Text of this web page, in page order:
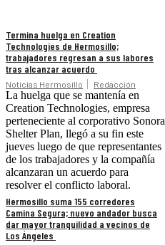
Termina huelga en Creation
Technologies de Hermosillo;
trabajadores regresan a sus labores
tras alcanzar acuerdo
Noticias Hermosillo Redacción
La huelga que se mantenía en
Creation Technologies, empresa
perteneciente al corporativo Sonora
Shelter Plan, llegó a su fin este
jueves luego de que representantes
de los trabajadores y la compañía
alcanzaran un acuerdo para
resolver el conflicto laboral.
Hermosillo suma 155 corredores
Camina Segura; nuevo andador busca
dar mayor tranquilidad a vecinos de
Los Ángeles